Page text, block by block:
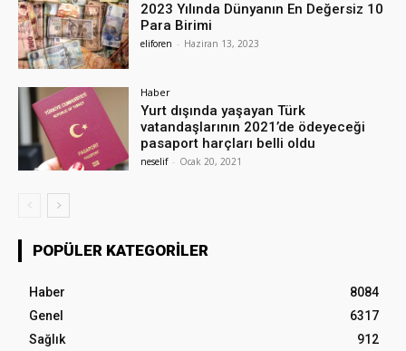
2023 Yılında Dünyanın En Değersiz 10
Para Birimi
eliforen - Haziran 13, 2023
Haber
Yurt dışında yaşayan Türk
vatandaşlarının 2021’de ödeyeceği
pasaport harçları belli oldu
neselif - Ocak 20, 2021
POPÜLER KATEGORILER
Haber
8084
Genel
6317
Sağlık
912